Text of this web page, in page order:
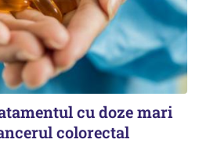
cu doze mari
colorectal